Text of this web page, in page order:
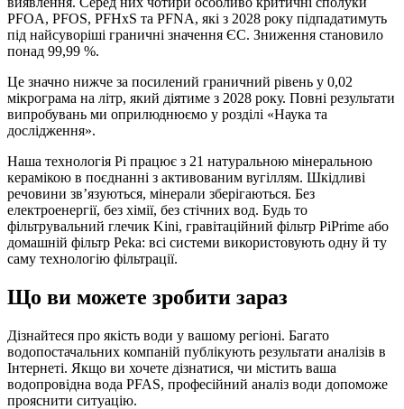
PFOA, PFOS, PFHxS та PFNA, які з 2028 року підпадатимуть
під найсуворіші граничні значення ЄС. Зниження становило
понад 99,99 %.
Це значно нижче за посилений граничний рівень у 0,02
мікрограма на літр, який діятиме з 2028 року. Повні результати
випробувань ми оприлюднюємо у розділі «Наука та
дослідження».
Наша технологія Pi працює з 21 натуральною мінеральною
керамікою в поєднанні з активованим вугіллям. Шкідливі
речовини зв’язуються, мінерали зберігаються. Без
електроенергії, без хімії, без стічних вод. Будь то
фільтрувальний глечик Kini, гравітаційний фільтр PiPrime або
домашній фільтр Peka: всі системи використовують одну й ту
саму технологію фільтрації.
Що ви можете зробити зараз
Дізнайтеся про якість води у вашому регіоні. Багато
водопостачальних компаній публікують результати аналізів в
Інтернеті. Якщо ви хочете дізнатися, чи містить ваша
водопровідна вода PFAS, професійний аналіз води допоможе
прояснити ситуацію.